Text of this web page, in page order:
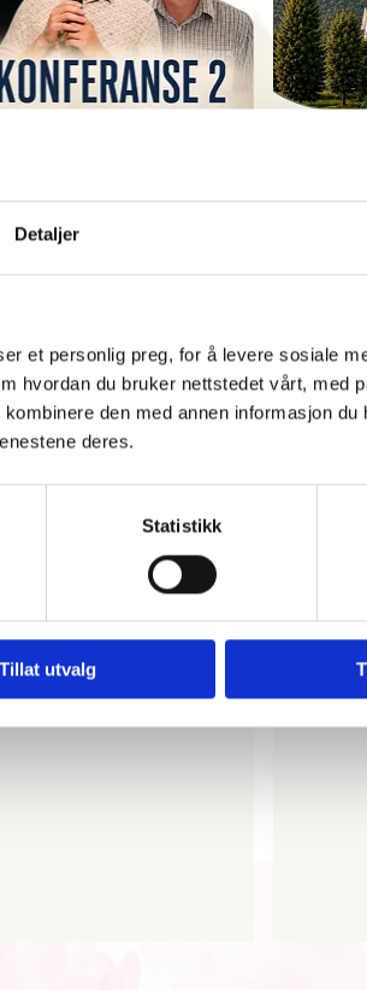
Detaljer
et personlig preg, for å levere sosiale
hvordan du bruker nettstedet vårt, med
den med annen informasjon du
deres.
Statistikk
Tillat utvalg
MISJON
2-26
2 på Gavelstad
forventning for hva
oss. Vi har gleden
forkynnere som skal
Vi gleder oss til
lagt på deres hjerter.
på